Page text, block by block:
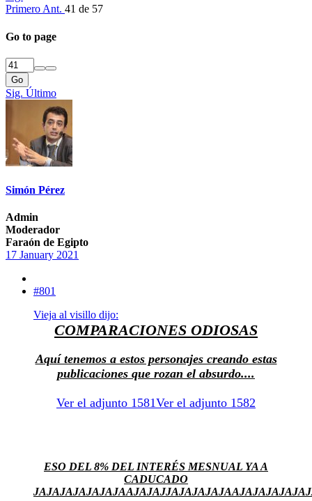
Primero Ant. 41 de 57
Go to page
Go
Sig. Último
Simón Pérez
Admin
Moderador
Faraón de Egipto
17 January 2021
#801
Vieja al visillo dijo:
COMPARACIONES ODIOSAS
Aquí tenemos a estos personajes creando estas
publicaciones que rozan el absurdo....
Ver el adjunto 1581Ver el adjunto 1582
ESO DEL 8% DEL INTERÉS MESNUAL YA A
CADUCADO